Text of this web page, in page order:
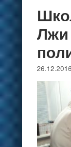
Лжи
26.12.2016